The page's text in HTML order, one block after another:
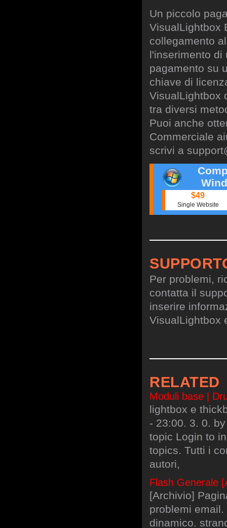
Un piccolo
VisualLightbox
collegamento
l'inserimento di
pagamento su
chiave di
VisualLightbox
tra diversi
Puoi anche
Commerciale
scrivi a
$49
Single Website
Per problemi,
contatta il
inserire
VisualLightbox
RELATED
Moduli base |
lightbox e
- 23:00. 3. 0.
topic Login to
topics. Tutti i
autori,
Flash Generale
[Archivio]
problemi
dinamico.